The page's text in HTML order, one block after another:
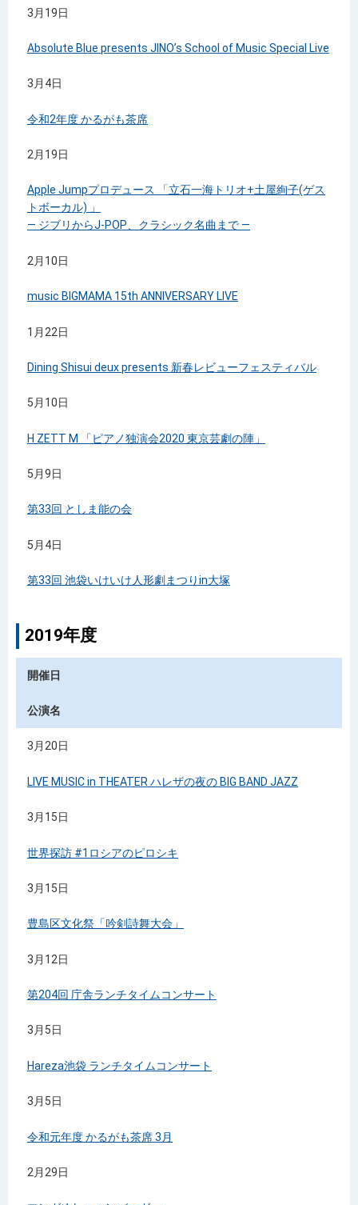
3月19日
Absolute Blue presents JINO’s School of Music Special Live
3月4日
令和2年度 かるがも茶席
2月19日
Apple Jumpプロデュース 「立石一海トリオ+土屋絢子(ゲス
トボーカル) 」
― ジブリからJ-POP、クラシック名曲まで ―
2月10日
music BIGMAMA 15th ANNIVERSARY LIVE
1月22日
Dining Shisui deux presents 新春レビューフェスティバル
5月10日
H ZETT M 「ピアノ独演会2020 東京芸劇の陣」
5月9日
第33回 としま能の会
5月4日
第33回 池袋いけいけ人形劇まつりin大塚
2019年度
開催日
公演名
3月20日
LIVE MUSIC in THEATER ハレザの夜の BIG BAND JAZZ
3月15日
世界探訪 #1ロシアのピロシキ
3月15日
豊島区文化祭「吟剣詩舞大会」
3月12日
第204回 庁舎ランチタイムコンサート
3月5日
Hareza池袋 ランチタイムコンサート
3月5日
令和元年度 かるがも茶席 3月
2月29日